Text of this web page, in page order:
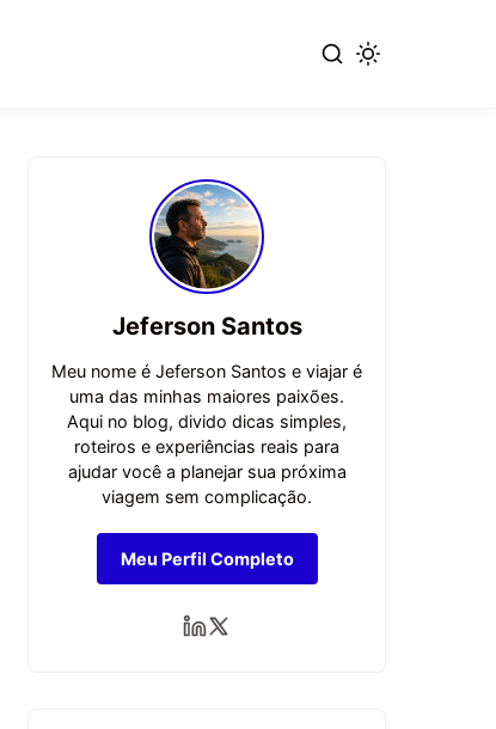
Jeferson Santos
Meu nome é Jeferson Santos e viajar é
uma das minhas maiores paixões.
Aqui no blog, divido dicas simples,
roteiros e experiências reais para
ajudar você a planejar sua próxima
viagem sem complicação.
Meu Perfil Completo